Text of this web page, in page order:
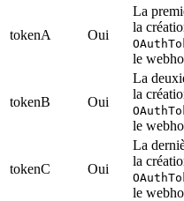
tokenA Oui
La
la
le
tokenB Oui
La
la
le
tokenC Oui
La
la
le